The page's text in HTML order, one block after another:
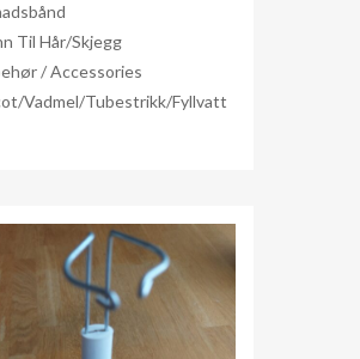
Til Hår/skjegg
/ Accessories
Vadmel/Tubestrikk/Fyllvatt